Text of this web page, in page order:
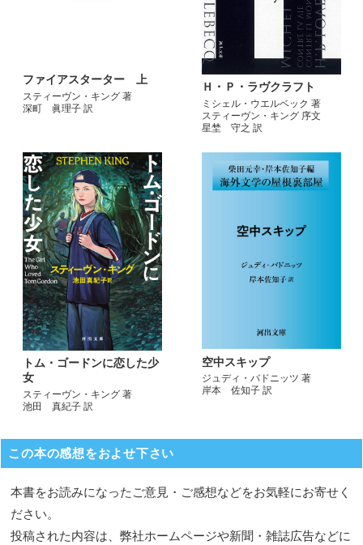
ファイアスターター 上
スティーヴン・キング 著
深町 眞理子 訳
Ｈ・Ｐ・ラヴクラフト
ミシェル・ウエルベック 著
スティーヴン・キング 序文
星埜 守之 訳
トム・ゴードンに恋した少
女
スティーヴン・キング 著
池田 真紀子 訳
空中スキップ
ジュディ・バドニッツ 著
岸本 佐知子 訳
この本の感想をおよせ下さい
本書をお読みになったご意見・ご感想などをお気軽にお寄せく
ださい。
投稿された内容は、弊社ホームページや新聞・雑誌広告などに